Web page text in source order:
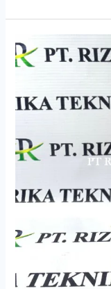
Jual
Photoelectric
O5H-